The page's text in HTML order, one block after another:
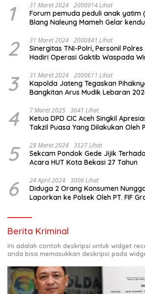
1 31 Maret 2024 2000914 Lihat
Forum pemuda peduli anak yatim
Blang Naleung Mameh Gelar
2 31 Maret 2024 2000841 Lihat
Sinergitas TNI-Polri, Personil
Hadiri Operasi Gaktib Waspada
3 31 Maret 2024 2000611 Lihat
Kapolda Jateng Tegaskan
Bangkitan Arus Mudik Lebaran
4 7 Maret 2025 3641 Lihat
Ketua DPD CIC Aceh Singkil
Takzil Puasa Yang Dilakukan Oleh
Meriah Kabupaten Aceh Singkil
5 28 Maret 2024 3527 Lihat
Sekcam Pondok Gede Jijik
Acara HUT Kota Bekasi 27 Tahun
6 24 April 2024 3006 Lihat
Diduga 2 Orang Konsumen
Laporkan ke Polsek Oleh PT. FIF
Berita Kriminal
Ini adalah contoh deskripsi untuk widget
anda bisa memasukkan deskripsi pada